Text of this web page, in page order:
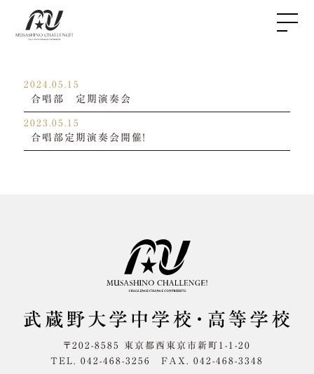
2024.05.15
合唱部 定期演奏会
2023.05.15
合唱部定期演奏会開催！
〒202-8585 東京都西東京市新町1-1-20
TEL. 042-468-3256 FAX. 042-468-3348